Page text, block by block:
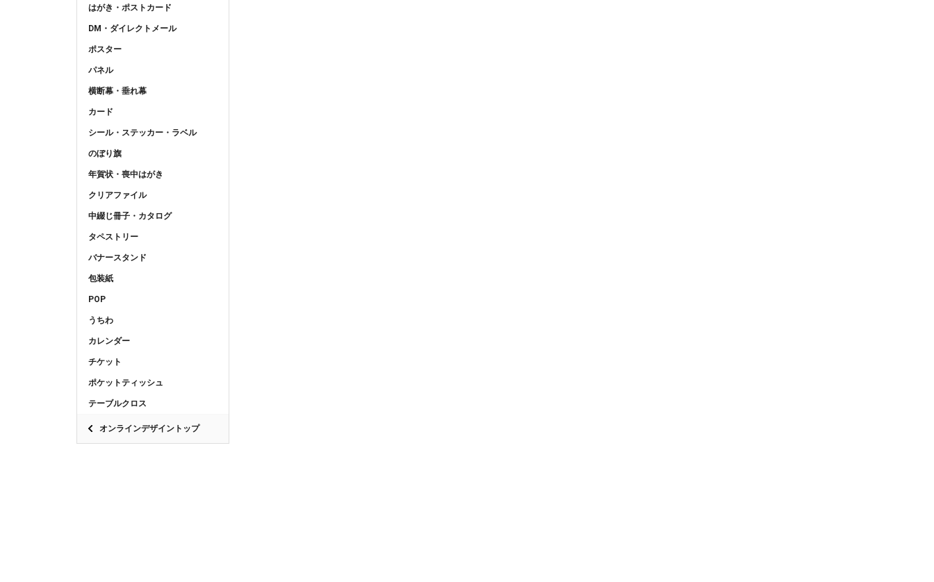
はがき・ポストカード
DM・ダイレクトメール
ポスター
パネル
横断幕・垂れ幕
カード
シール・ステッカー・ラベル
のぼり旗
年賀状・喪中はがき
クリアファイル
中綴じ冊子・カタログ
タペストリー
バナースタンド
包装紙
POP
うちわ
カレンダー
チケット
ポケットティッシュ
テーブルクロス
オンラインデザイントップ